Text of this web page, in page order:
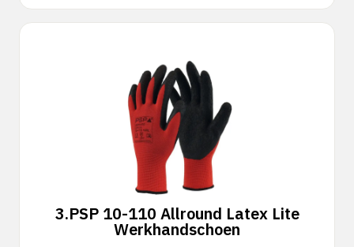
3.PSP 10-110 Allround Latex Lite
Werkhandschoen